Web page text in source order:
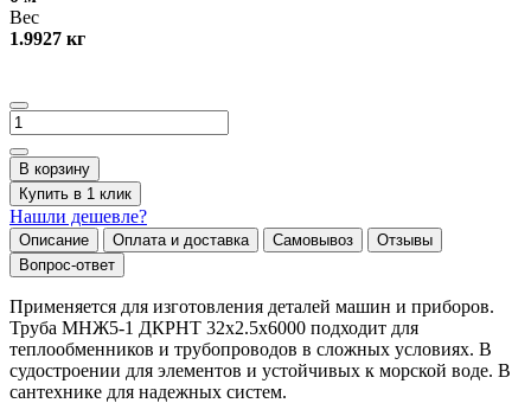
Вес
1.9927 кг
В корзину
Купить в 1 клик
Нашли дешевле?
Описание Оплата и доставка Самовывоз
Отзывы
Вопрос-ответ
Применяется для изготовления деталей машин и приборов.
Труба МНЖ5-1 ДКРНТ 32х2.5х6000 подходит для
теплообменников и трубопроводов в сложных условиях. В
судостроении для элементов и устойчивых к морской воде. В
сантехнике для надежных систем.